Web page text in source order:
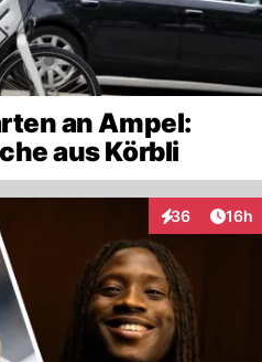
an Ampel:
aus Körbli
36
Interaktionen
16h